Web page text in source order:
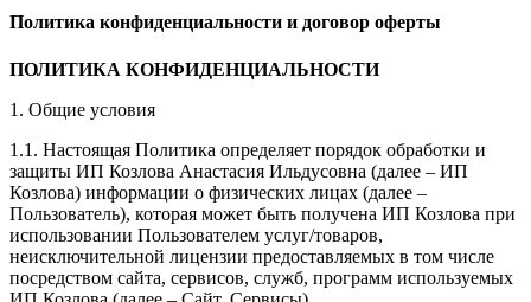
Политика конфиденциальности и договор оферты
ПОЛИТИКА КОНФИДЕНЦИАЛЬНОСТИ
1. Общие условия
1.1. Настоящая Политика определяет порядок обработки и
защиты ИП Козлова Анастасия Ильдусовна (далее – ИП
Козлова) информации о физических лицах (далее –
Пользователь), которая может быть получена ИП Козлова при
использовании Пользователем услуг/товаров,
неисключительной лицензии предоставляемых в том числе
посредством сайта, сервисов, служб, программ используемых